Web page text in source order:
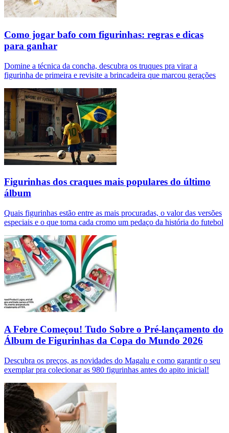
Como jogar bafo com figurinhas: regras e dicas
para ganhar
Domine a técnica da concha, descubra os truques pra virar a
figurinha de primeira e revisite a brincadeira que marcou gerações
Figurinhas dos craques mais populares do último
álbum
Quais figurinhas estão entre as mais procuradas, o valor das versões
especiais e o que torna cada cromo um pedaço da história do futebol
A Febre Começou! Tudo Sobre o Pré-lançamento do
Álbum de Figurinhas da Copa do Mundo 2026
Descubra os preços, as novidades do Magalu e como garantir o seu
exemplar pra colecionar as 980 figurinhas antes do apito inicial!